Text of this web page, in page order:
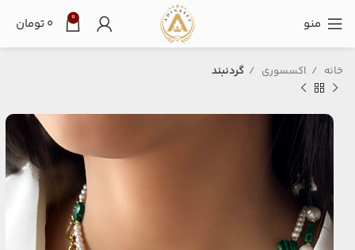
منو 0 ۰تومان
خانه اکسسوری گردنبند